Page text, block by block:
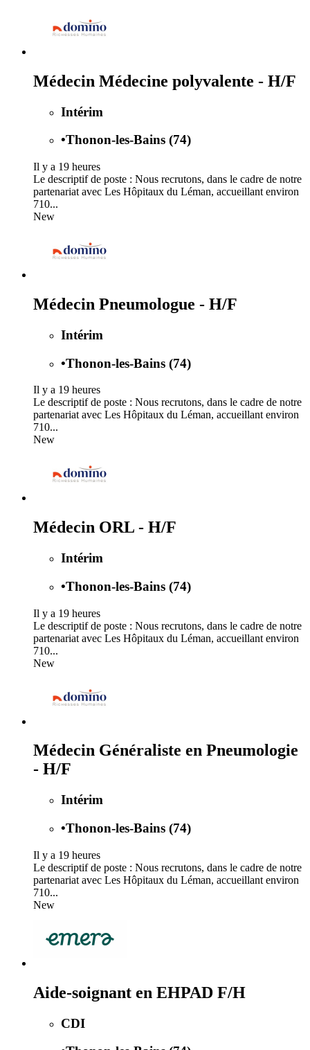
Médecin Médecine polyvalente - H/F
Intérim
•Thonon-les-Bains (74)
Il y a 19 heures
Le descriptif de poste : Nous recrutons, dans le cadre de notre
partenariat avec Les Hôpitaux du Léman, accueillant environ
710...
New
Médecin Pneumologue - H/F
Intérim
•Thonon-les-Bains (74)
Il y a 19 heures
Le descriptif de poste : Nous recrutons, dans le cadre de notre
partenariat avec Les Hôpitaux du Léman, accueillant environ
710...
New
Médecin ORL - H/F
Intérim
•Thonon-les-Bains (74)
Il y a 19 heures
Le descriptif de poste : Nous recrutons, dans le cadre de notre
partenariat avec Les Hôpitaux du Léman, accueillant environ
710...
New
Médecin Généraliste en Pneumologie
- H/F
Intérim
•Thonon-les-Bains (74)
Il y a 19 heures
Le descriptif de poste : Nous recrutons, dans le cadre de notre
partenariat avec Les Hôpitaux du Léman, accueillant environ
710...
New
Aide-soignant en EHPAD F/H
CDI